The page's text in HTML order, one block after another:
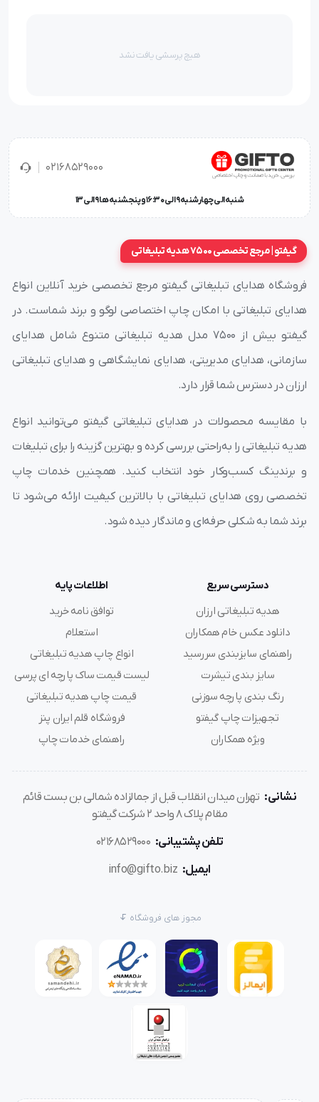
هیچ پرسشی یافت نشد
02168529000
شنبه الی چهارشنبه 9 الی 16:30 و پنجشنبه ها 9 الی 13
گیفتو | مرجع تخصصی 7500 هدیه تبلیغاتی
فروشگاه هدایای تبلیغاتی گیفتو مرجع تخصصی خرید آنلاین انواع
هدایای تبلیغاتی با امکان چاپ اختصاصی لوگو و برند شماست. در
گیفتو بیش از ۷۵۰۰ مدل هدیه تبلیغاتی متنوع شامل هدایای
سازمانی، هدایای مدیریتی، هدایای نمایشگاهی و هدایای تبلیغاتی
ارزان در دسترس شما قرار دارد.
با مقایسه محصولات در هدایای تبلیغاتی گیفتو می‌توانید انواع
هدیه تبلیغاتی را به‌راحتی بررسی کرده و بهترین گزینه را برای تبلیغات
و برندینگ کسب‌وکار خود انتخاب کنید. همچنین خدمات چاپ
تخصصی روی هدایای تبلیغاتی با بالاترین کیفیت ارائه می‌شود تا
برند شما به شکلی حرفه‌ای و ماندگار دیده شود.
دسترسی سریع
هدیه تبلیغاتی ارزان
دانلود عکس خام همکاران
راهنمای سایزبندی سررسید
سایز بندی تیشرت
رنگ بندی پارچه سوزنی
تجهیزات چاپ گیفتو
ویژه همکاران
اطلاعات پایه
توافق نامه خرید
استعلام
انواع چاپ هدیه تبلیغاتی
لیست قیمت ساک پارچه ای پرسی
قیمت چاپ هدیه تبلیغاتی
فروشگاه قلم ایران پنز
راهنمای خدمات چاپ
نشانی: تهران میدان انقلاب قبل از جمالزاده شمالی بن بست قائم
مقام پلاک 8 واحد 2 شرکت گیفتو
تلفن پشتیبانی: 02168529000
ایمیل: info@gifto.biz
مجوز های فروشگاه